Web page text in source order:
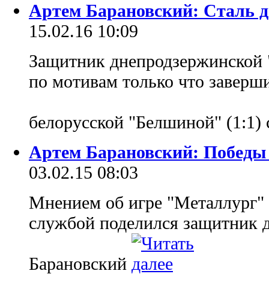
Артем Барановский: Сталь
15.02.16 10:09
Защитник
по мотивам только что
белорусской "Белшиной" (1:1)
Артем Барановский: Победы
03.02.15 08:03
Мнением об игре "Металлург"
службой поделился защитник
Барановский